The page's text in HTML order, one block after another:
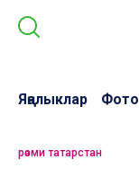
Яңалыклар Фото
рәсми татарстан